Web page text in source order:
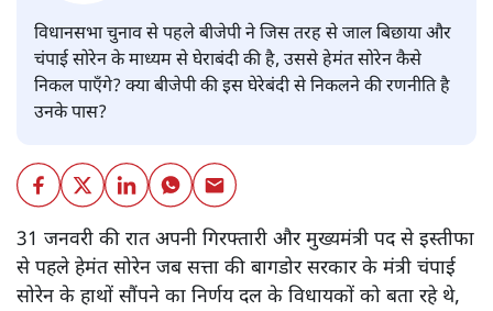
विधानसभा चुनाव से पहले बीजेपी ने जिस तरह से जाल बिछाया और
चंपाई सोरेन के माध्यम से घेराबंदी की है, उससे हेमंत सोरेन कैसे
निकल पाएँगे? क्या बीजेपी की इस घेरेबंदी से निकलने की रणनीति है
उनके पास?
31 जनवरी की रात अपनी गिरफ्तारी और मुख्यमंत्री पद से इस्तीफा
से पहले हेमंत सोरेन जब सत्ता की बागडोर सरकार के मंत्री चंपाई
सोरेन के हाथों सौंपने का निर्णय दल के विधायकों को बता रहे थे,